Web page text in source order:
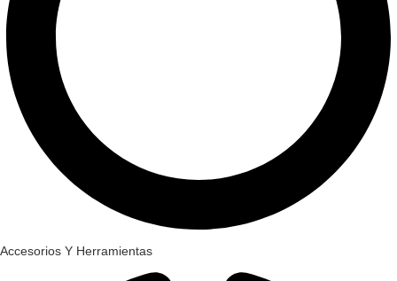
Accesorios Y Herramientas